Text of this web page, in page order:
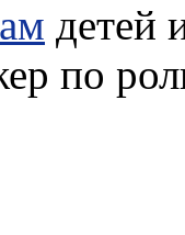
детей
по